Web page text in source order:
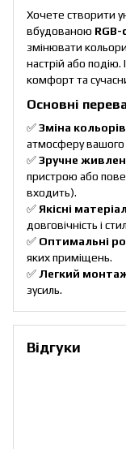
Хочете створити
вбудованою
змінювати
настрій або подію.
комфорт та
Основні
✅Зміна кольорів
атмосферу вашого
✅Зручне
пристрою або
входить).
✅ Якісні
довговічність і
✅ Оптимальні
яких приміщень.
✅Легкий
зусиль.
Відгуки